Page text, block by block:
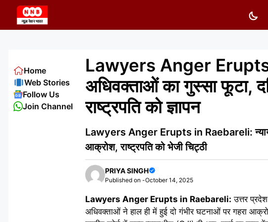
content
Lawyers Anger Erupts
अधिवक्ताओं का गुस्सा फूटा,
राष्ट्रपति को ज्ञापन
Lawyers Anger Erupts in Raebareli: न्याय
आक्रोश, राष्ट्रपति को भेजी चिट्ठी
PRIYA SINGH
Published on -October 14, 2025
Lawyers Anger Erupts in Raebareli: उत्तर
अधिवक्ताओं ने हाल ही में हुई दो गंभीर घटनाओं पर गहरा
Home
Web Stories
Follow Us
Join Channel